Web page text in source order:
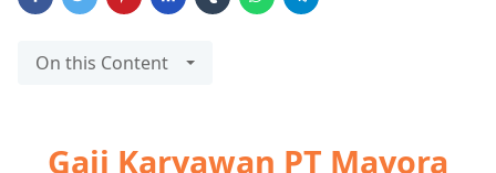
On this Content
Gaji Karyawan PT Mayora